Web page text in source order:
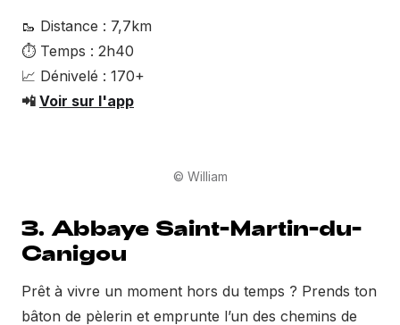
🥾 Distance : 7,7km
⏱ Temps : 2h40
📈 Dénivelé : 170+
📲 Voir sur l'app
© William
3. Abbaye Saint-Martin-du-
Canigou
Prêt à vivre un moment hors du temps ? Prends ton
bâton de pèlerin et emprunte l’un des chemins de